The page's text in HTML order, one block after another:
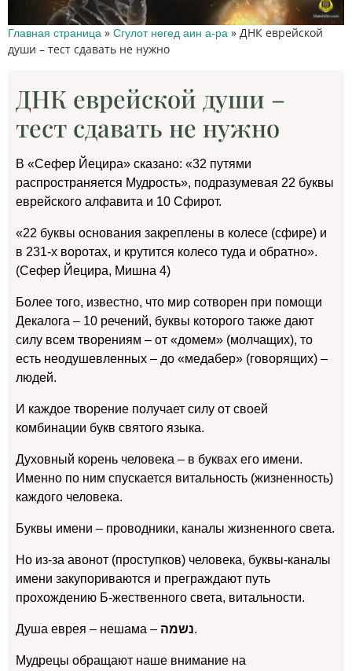
Главная страница » Сгулот негед аин а-ра » ДНК еврейской
души – тест сдавать не нужно
ДНК еврейской души –
тест сдавать не нужно
В «Сефер Йецира» сказано: «32 путями
распространяется Мудрость», подразумевая 22 буквы
еврейского алфавита и 10 Сфирот.
«22 буквы основания закреплены в колесе (сфире) и
в 231-х воротах, и крутится колесо туда и обратно».
(Сефер Йецира, Мишна 4)
Более того, известно, что мир сотворен при помощи
Декалога – 10 речений, буквы которого также дают
силу всем творениям – от «домем» (молчащих), то
есть неодушевленных – до «медабер» (говорящих) –
людей.
И каждое творение получает силу от своей
комбинации букв святого языка.
Духовный корень человека – в буквах его имени.
Именно по ним спускается витальность (жизненность)
каждого человека.
Буквы имени – проводники, каналы жизненного света.
Но из-за авонот (проступков) человека, буквы-каналы
имени закупориваются и преграждают путь
прохождению Б-жественного света, витальности.
Душа еврея – нешама – נשמה.
Мудрецы обращают наше внимание на